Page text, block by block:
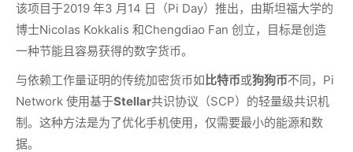
该项目于2019 年3 月14 日（Pi Day）推出，由斯坦福大学的
博士Nicolas Kokkalis 和Chengdiao Fan 创立，目标是创造
一种节能且容易获得的数字货币。
与依赖工作量证明的传统加密货币如比特币或狗狗币不同，Pi
Network 使用基于Stellar共识协议（SCP）的轻量级共识机
制。这种方法是为了优化手机使用，仅需要最小的能源和数
据。